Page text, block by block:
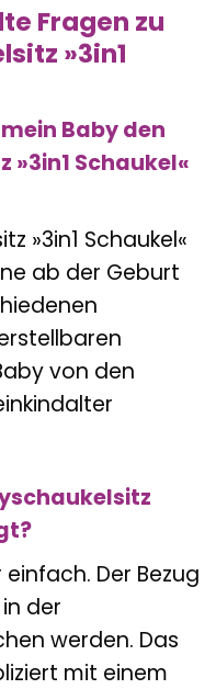
Fragen zu
»3in1
Baby den
»3in1 Schaukel«
»3in1 Schaukel«
ab der Geburt
von den
Der Bezug
der
werden. Das
mit einem